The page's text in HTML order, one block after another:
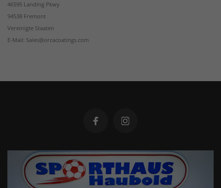
46595 Landing Pkwy
94538 Fremont
Vereinigte Staaten
E-Mail: Sales@orcacoatings.com